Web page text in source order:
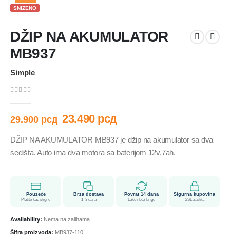
SNIZENO
DŽIP NA AKUMULATOR
MB937
Simple
29.900рсд 23.490 рсд
DŽIP NA AKUMULATOR MB937 je džip na akumulator sa dva
sedišta. Auto ima dva motora sa baterijom 12v,7ah.
Pouzeće
Platite kad stigne
Brza dostava
1–3 dana
Povrat 14 dana
Lako i bez brige
Sigurna kupovina
SSL zaštita
Availability: Nema na zalihama
Šifra proizvoda: MB937-110